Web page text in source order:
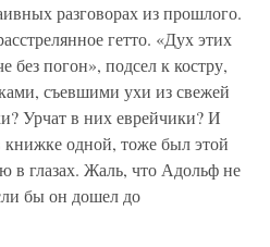
разговорах из прошлого.
гетто. «Дух этих
без погон», подсел к костру,
съевшими ухи из свежей
Урчат в них еврейчики? И
одной, тоже был этой
в глазах. Жаль, что Адольф не
бы он дошел до